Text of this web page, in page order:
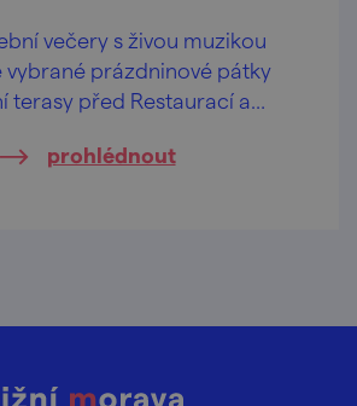
večery s živou muzikou
vybrané prázdninové pátky
terasy před Restaurací a
Hasičským pivovarem.
prohlédnout